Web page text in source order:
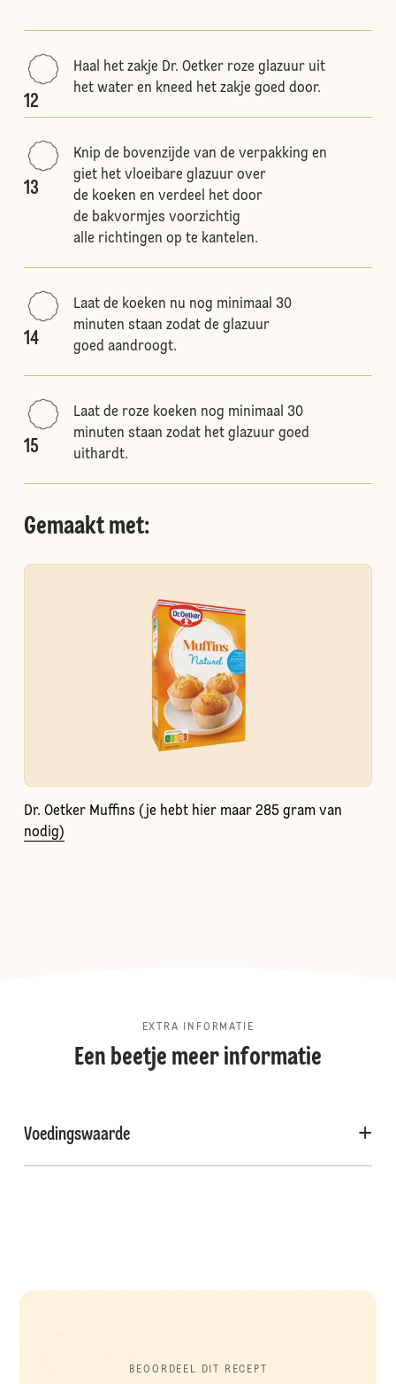
12
Haal het zakje Dr. Oetker roze glazuur uit
het water en kneed het zakje goed door.
13
Knip de bovenzijde van de verpakking en
giet het vloeibare glazuur over
de koeken en verdeel het door
de bakvormjes voorzichtig
alle richtingen op te kantelen.
14
Laat de koeken nu nog minimaal 30
minuten staan zodat de glazuur
goed aandroogt.
15
Laat de roze koeken nog minimaal 30
minuten staan zodat het glazuur goed
uithardt.
Gemaakt met:
Dr. Oetker Muffins (je hebt hier maar 285 gram van
nodig)
EXTRA INFORMATIE
Een beetje meer informatie
Voedingswaarde
BEOORDEEL DIT RECEPT